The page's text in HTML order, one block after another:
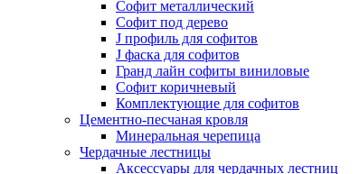
Софит металлический
Софит под дерево
J профиль для софитов
J фаска для софитов
Гранд лайн софиты виниловые
Софит коричневый
Комплектующие для софитов
Цементно-песчаная кровля
Минеральная черепица
Чердачные лестницы
Аксессуары для чердачных лестниц